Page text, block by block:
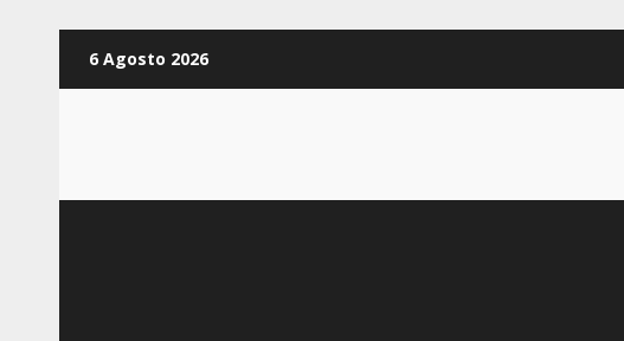
Inhalt6 Agosto 2026